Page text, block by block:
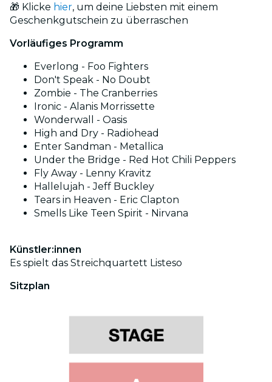
🎁 Klicke hier, um deine Liebsten mit einem
Geschenkgutschein zu überraschen
Vorläufiges Programm
Everlong - Foo Fighters
Don't Speak - No Doubt
Zombie - The Cranberries
Ironic - Alanis Morrissette
Wonderwall - Oasis
High and Dry - Radiohead
Enter Sandman - Metallica
Under the Bridge - Red Hot Chili Peppers
Fly Away - Lenny Kravitz
Hallelujah - Jeff Buckley
Tears in Heaven - Eric Clapton
Smells Like Teen Spirit - Nirvana
Künstler:innen
Es spielt das Streichquartett Listeso
Sitzplan